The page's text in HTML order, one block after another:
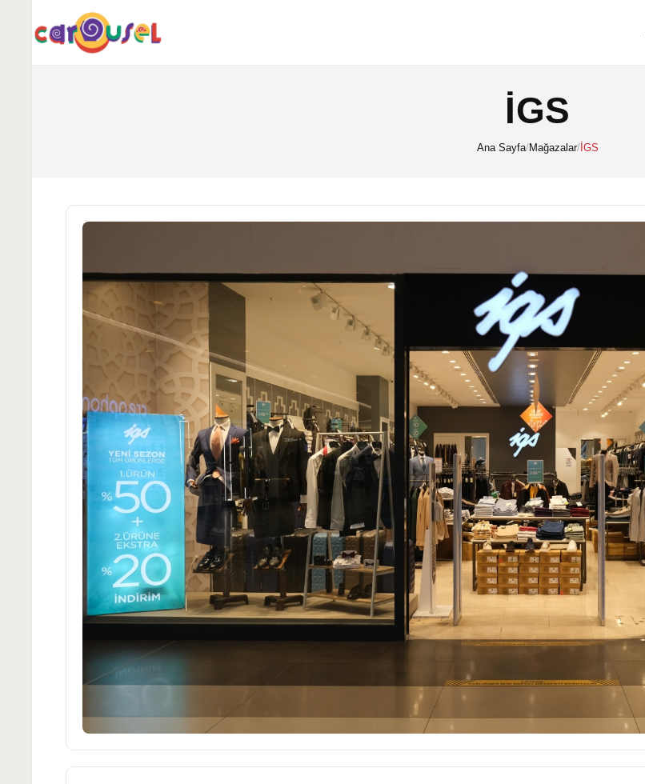
İGS
Ana Sayfa/Mağazalar/ İGS